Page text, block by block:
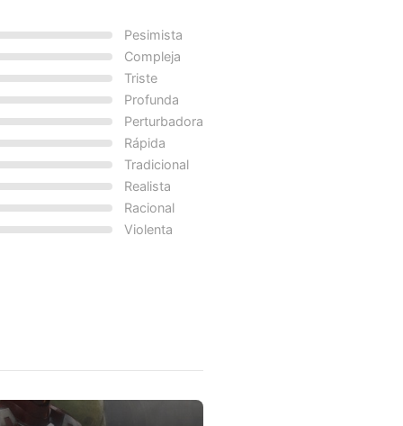
Pesimista
Compleja
Triste
Profunda
Perturbadora
Rápida
Tradicional
Realista
Racional
Violenta